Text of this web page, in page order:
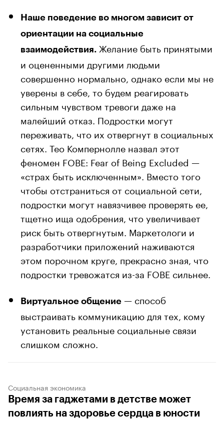
Наше поведение во многом зависит от
ориентации на социальные
взаимодействия. Желание быть принятыми
и оцененными другими людьми
совершенно нормально, однако если мы не
уверены в себе, то будем реагировать
сильным чувством тревоги даже на
малейший отказ. Подростки могут
переживать, что их отвергнут в социальных
сетях. Тео Компернолле назвал этот
феномен FOBE: Fear of Being Excluded —
«страх быть исключенным». Вместо того
чтобы отстраниться от социальной сети,
подростки могут навязчивее проверять ее,
тщетно ища одобрения, что увеличивает
риск быть отвергнутым. Маркетологи и
разработчики приложений наживаются
этом порочном круге, прекрасно зная, что
подростки тревожатся из-за FOBE сильнее.
Виртуальное общение — способ
выстраивать коммуникацию для тех, кому
установить реальные социальные связи
слишком сложно.
Социальная экономика
Время за гаджетами в детстве может
повлиять на здоровье сердца в юности